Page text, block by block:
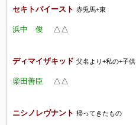
セキトバイースト 赤兎馬+東
浜中 俊 △△
ディマイザキッド 父名より+私の+子供
柴田善臣 △△
ニシノレヴナント 帰ってきたもの